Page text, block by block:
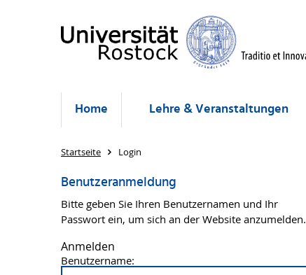
Home Lehre & Veranstaltungen
Startseite Login
Benutzeranmeldung
Bitte geben Sie Ihren Benutzernamen und Ihr
Passwort ein, um sich an der Website anzumelden.
Anmelden
Benutzername: